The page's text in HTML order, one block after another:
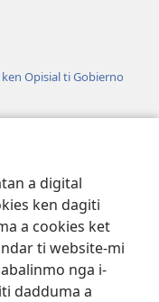
a digital
ken dagiti
a cookies ket
ti website-mi
nga i-
dadduma a
Opisial ti Gobierno